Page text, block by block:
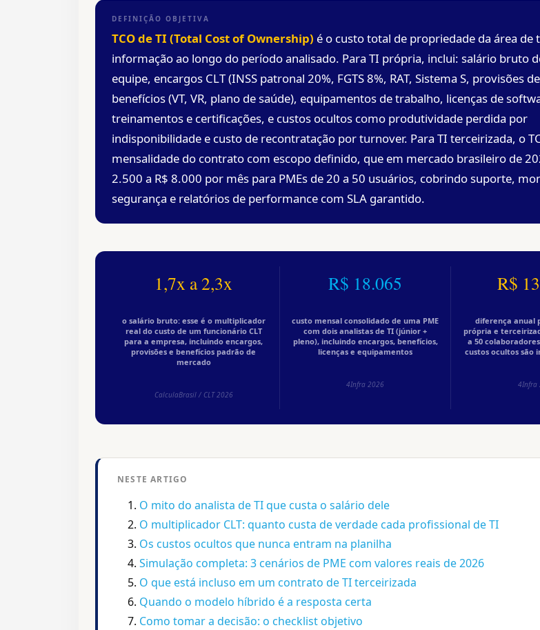
DEFINIÇÃO OBJETIVA
TCO de TI (Total Cost of Ownership) é o custo total de propriedade da área de
informação ao longo do período analisado. Para TI própria, inclui: salário bruto
equipe, encargos CLT (INSS patronal 20%, FGTS 8%, RAT, Sistema S, provisões
benefícios (VT, VR, plano de saúde), equipamentos de trabalho, licenças de
treinamentos e certificações, e custos ocultos como produtividade perdida por
indisponibilidade e custo de recontratação por turnover. Para TI terceirizada, o
mensalidade do contrato com escopo definido, que em mercado brasileiro de
2.500 a R$ 8.000 por mês para PMEs de 20 a 50 usuários, cobrindo suporte,
segurança e relatórios de performance com SLA garantido.
1,7x a 2,3x
o salário bruto: esse é o multiplicador
real do custo de um funcionário CLT
para a empresa, incluindo encargos,
provisões e benefícios padrão de
mercado
CalculaBrasil / CLT 2026
R$ 18.065
custo mensal consolidado de uma PME
com dois analistas de TI (júnior +
pleno), incluindo encargos, benefícios,
licenças e equipamentos
4Infra 2026
R$
diferença anual
própria e
a 50
custos ocultos são
4Infra
NESTE ARTIGO
O mito do analista de TI que custa o salário dele
O multiplicador CLT: quanto custa de verdade cada profissional de TI
Os custos ocultos que nunca entram na planilha
Simulação completa: 3 cenários de PME com valores reais de 2026
O que está incluso em um contrato de TI terceirizada
Quando o modelo híbrido é a resposta certa
Como tomar a decisão: o checklist objetivo